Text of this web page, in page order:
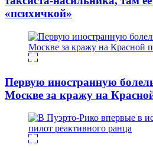
«психичкой»
Первую иностранную
Москве за кражу на